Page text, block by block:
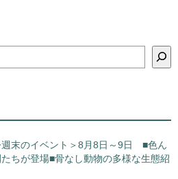
週末のイベント＞8月8日～9日 ■色ん
ちが登場■骨なし動物の多様な生態紹